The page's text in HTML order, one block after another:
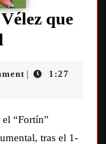
que
|
1:27
“Fortín”
tras el 1-